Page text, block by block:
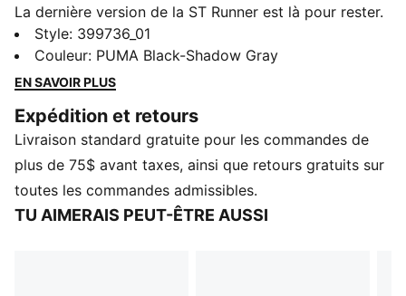
La dernière version de la ST Runner est là pour rester.
Cette sneaker cool vous permet de traverser la
journée en tout confort. Une tige en cuir, une semelle
intérieure confortable et un style branché permettent
féroce.
CARACTÉRISTIQUES ET AVANTAGES
Les produits en cuir de PUMA soutiennent une
fabrication responsable via le Leather Working Group.
SOFTFOAM+ : Une semelle intérieure confortable
Style: 399736_01
Couleur: PUMA Black-Shadow Gray
EN SAVOIR PLUS
Expédition et retours
Livraison standard gratuite pour les commandes de
plus de 75$ avant taxes, ainsi que retours gratuits sur
toutes les commandes admissibles.
TU AIMERAIS PEUT-ÊTRE AUSSI